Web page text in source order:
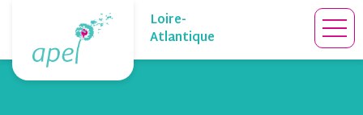
content
Loire-
Atlantique